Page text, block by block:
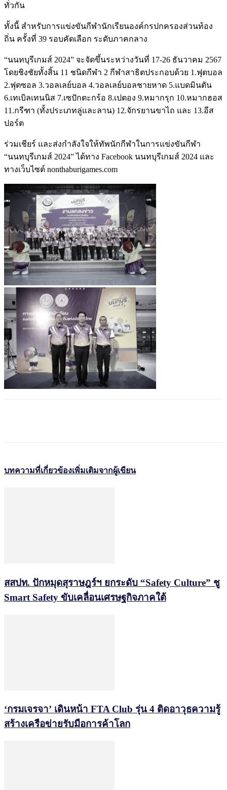
ทั่วกัน
ทั้งนี้ สำหรับการแข่งขันกีฬานักเรียนองค์กรปกครองส่วนท้อง
ถิ่น ครั้งที่ 39 รอบคัดเลือก ระดับภาคกลาง
“นนทบุรีเกมส์ 2024” จะจัดขึ้นระหว่างวันที่ 17-26 ธันวาคม 2567
โดยชิงชัยทั้งสิ้น 11 ชนิดกีฬา 2 กีฬาสาธิตประกอบด้วย 1.ฟุตบอล
2.ฟุตซอล 3.วอลเลย์บอล 4.วอลเลย์บอลชายหาด 5.แบดมินตัน
6.เทเบิลเทนนิส 7.เซปักตะกร้อ 8.เปตอง 9.หมากรุก 10.หมากฮอส
11.กรีฑา (ทั้งประเภทลู่และลาน) 12.จักรยานขาไถ และ 13.อีส
ปอร์ต
ร่วมเชียร์ และส่งกำลังใจให้ทัพนักกีฬาในการแข่งขันกีฬา
“นนทบุรีเกมส์ 2024” ได้ทาง Facebook นนทบุรีเกมส์ 2024 และ
ทางเว็บไซต์ nonthaburigames.com
บทความที่เกี่ยวข้องเพิ่มเติมจากผู้เขียน
สสปท. ปักหมุดสุราษฎร์ฯ ยกระดับ “Safety Culture” ชู
Smart Safety ขับเคลื่อนเศรษฐกิจภาคใต้
‘กรมเจรจา’ เดินหน้า FTA Club รุ่น 4 ติดอาวุธความรู้
สร้างเครือข่ายรับมือการค้าโลก